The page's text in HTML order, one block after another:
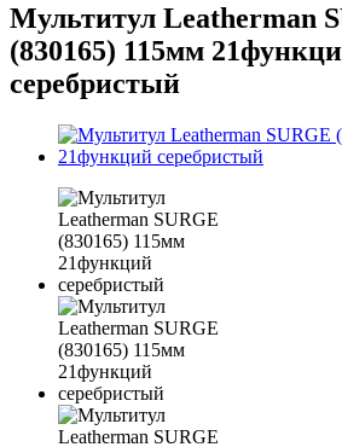
Мультитул Leatherman
(830165) 115мм
серебристый